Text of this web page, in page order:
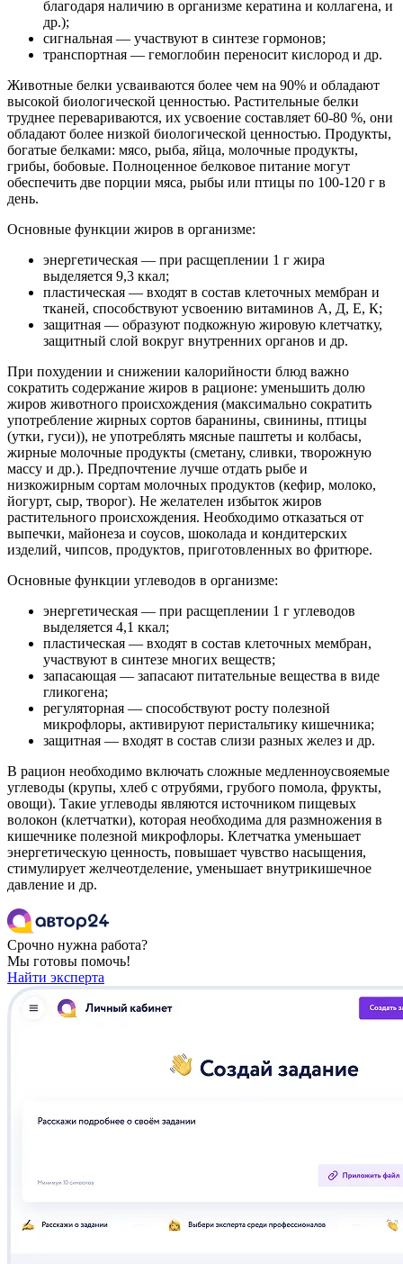
благодаря наличию в организме кератина и коллагена, и
др.);
сигнальная — участвуют в синтезе гормонов;
транспортная — гемоглобин переносит кислород и др.
Животные белки усваиваются более чем на 90% и обладают
высокой биологической ценностью. Растительные белки
труднее перевариваются, их усвоение составляет 60-80 %, они
обладают более низкой биологической ценностью. Продукты,
богатые белками: мясо, рыба, яйца, молочные продукты,
грибы, бобовые. Полноценное белковое питание могут
обеспечить две порции мяса, рыбы или птицы по 100-120 г в
день.
Основные функции жиров в организме:
энергетическая — при расщеплении 1 г жира
выделяется 9,3 ккал;
пластическая — входят в состав клеточных мембран и
тканей, способствуют усвоению витаминов А, Д, Е, К;
защитная — образуют подкожную жировую клетчатку,
защитный слой вокруг внутренних органов и др.
При похудении и снижении калорийности блюд важно
сократить содержание жиров в рационе: уменьшить долю
жиров животного происхождения (максимально сократить
употребление жирных сортов баранины, свинины, птицы
(утки, гуси)), не употреблять мясные паштеты и колбасы,
жирные молочные продукты (сметану, сливки, творожную
массу и др.). Предпочтение лучше отдать рыбе и
низкожирным сортам молочных продуктов (кефир, молоко,
йогурт, сыр, творог). Не желателен избыток жиров
растительного происхождения. Необходимо отказаться от
выпечки, майонеза и соусов, шоколада и кондитерских
изделий, чипсов, продуктов, приготовленных во фритюре.
Основные функции углеводов в организме:
энергетическая — при расщеплении 1 г углеводов
выделяется 4,1 ккал;
пластическая — входят в состав клеточных мембран,
участвуют в синтезе многих веществ;
запасающая — запасают питательные вещества в виде
гликогена;
регуляторная — способствуют росту полезной
микрофлоры, активируют перистальтику кишечника;
защитная — входят в состав слизи разных желез и др.
В рацион необходимо включать сложные медленноусвояемые
углеводы (крупы, хлеб с отрубями, грубого помола, фрукты,
овощи). Такие углеводы являются источником пищевых
волокон (клетчатки), которая необходима для размножения в
кишечнике полезной микрофлоры. Клетчатка уменьшает
энергетическую ценность, повышает чувство насыщения,
стимулирует желчеотделение, уменьшает внутрикишечное
давление и др.
Срочно нужна работа?
Мы готовы помочь!
Найти эксперта